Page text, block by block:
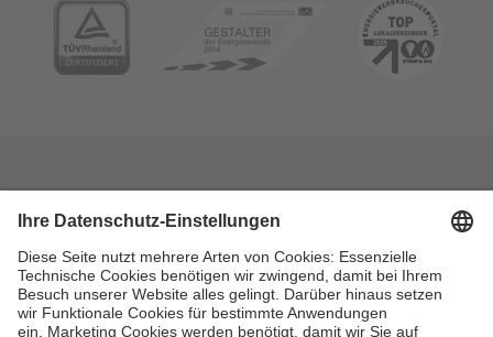
Inhaltsverzeichnis
Pflichtmitteilungen
Datenschutz